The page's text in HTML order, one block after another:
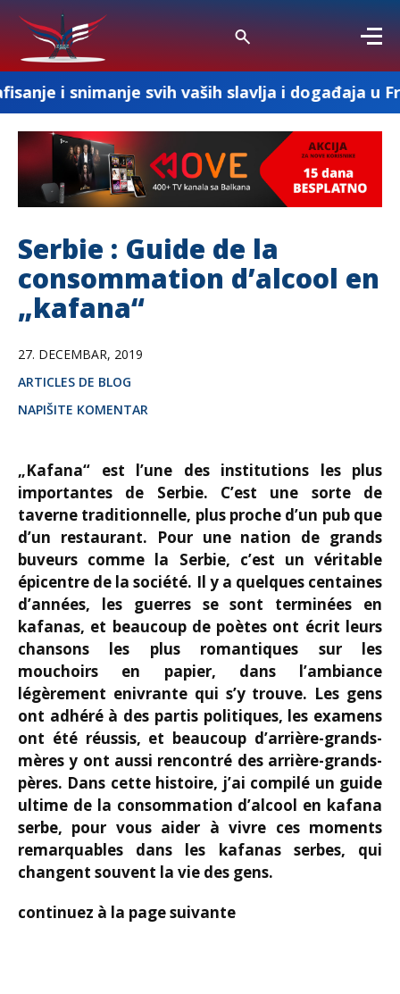
svih vaših slavlja i događaja u Francuskoj
Serbie : Guide de la
consommation d’alcool en
„kafana“
27. DECEMBAR, 2019
ARTICLES DE BLOG
NAPIŠITE KOMENTAR
„Kafana“ est l’une des institutions les plus
importantes de Serbie. C’est une sorte de
taverne traditionnelle, plus proche d’un pub que
d’un restaurant. Pour une nation de grands
buveurs comme la Serbie, c’est un véritable
épicentre de la société. Il y a quelques centaines
d’années, les guerres se sont terminées en
kafanas, et beaucoup de poètes ont écrit leurs
chansons les plus romantiques sur les
mouchoirs en papier, dans l’ambiance
légèrement enivrante qui s’y trouve. Les gens
ont adhéré à des partis politiques, les examens
ont été réussis, et beaucoup d’arrière-grands-
mères y ont aussi rencontré des arrière-grands-
pères. Dans cette histoire, j’ai compilé un guide
ultime de la consommation d’alcool en kafana
serbe, pour vous aider à vivre ces moments
remarquables dans les kafanas serbes, qui
changent souvent la vie des gens.
continuez à la page suivante